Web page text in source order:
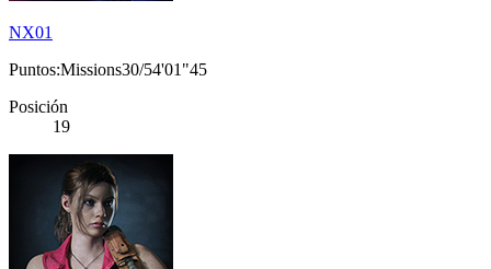
NX01
Puntos:Missions30/54'01"45
Posición
19